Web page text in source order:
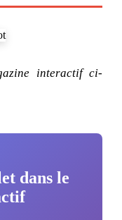
interactif ci-
dans le